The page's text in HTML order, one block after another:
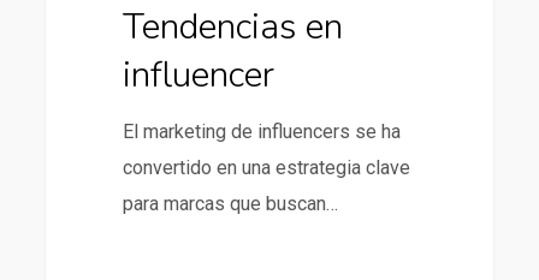
Tendencias en
influencer
El marketing de influencers se ha
convertido en una estrategia clave
para marcas que buscan…